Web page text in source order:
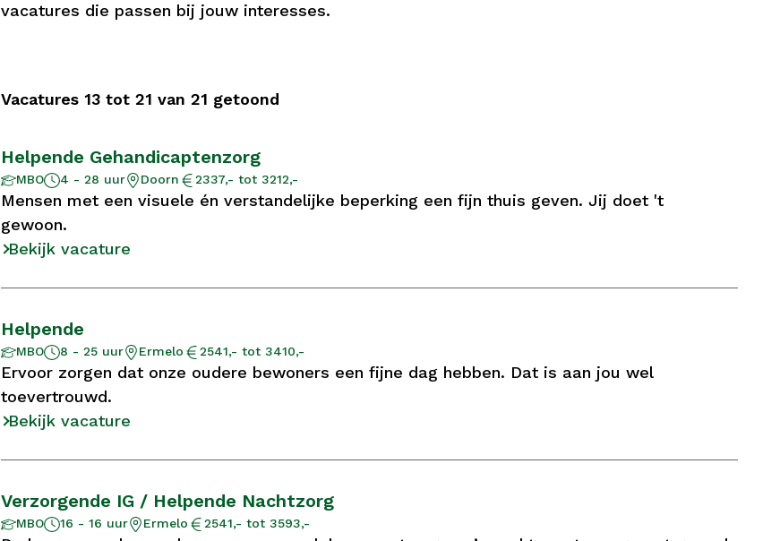
vacatures die passen bij jouw interesses.
Vacatures 13 tot 21 van 21 getoond
Helpende Gehandicaptenzorg
Opleidingsniveau
MBO
Aantal
uur
4 - 28 uur
Locatie Doorn
Salaris 2337,- tot 3212,-
Mensen met een visuele én verstandelijke beperking een fijn thuis geven. Jij doet 't
gewoon.
Bekijk vacature
Helpende
Opleidingsniveau
MBO
Aantal
uur
8 - 25 uur
Locatie Ermelo
Salaris 2541,- tot 3410,-
Ervoor zorgen dat onze oudere bewoners een fijne dag hebben. Dat is aan jou wel
toevertrouwd.
Bekijk vacature
Verzorgende IG / Helpende Nachtzorg
Opleidingsniveau
MBO
Aantal
uur
16 - 16 uur
Locatie Ermelo
Salaris 2541,- tot 3593,-